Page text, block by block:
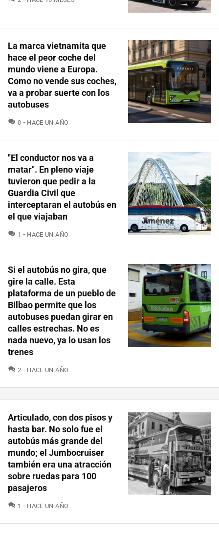
La marca vietnamita que
hace el peor coche del
mundo viene a Europa.
Como no vende sus coches,
va a probar suerte con los
autobuses
0 COMENTARIOS
HACE UN AÑO
"El conductor nos va a
matar". En pleno viaje
tuvieron que pedir a la
Guardia Civil que
interceptaran el autobús en
el que viajaban
1 COMENTARIOS
HACE UN AÑO
Si el autobús no gira, que
gire la calle. Esta
plataforma de un pueblo de
Bilbao permite que los
autobuses puedan girar en
calles estrechas. No es
nada nuevo, ya lo usan los
trenes
2 COMENTARIOS
HACE UN AÑO
Articulado, con dos pisos y
hasta bar. No solo fue el
autobús más grande del
mundo; el Jumbocruiser
también era una atracción
sobre ruedas para 100
pasajeros
1 COMENTARIOS
HACE UN AÑO